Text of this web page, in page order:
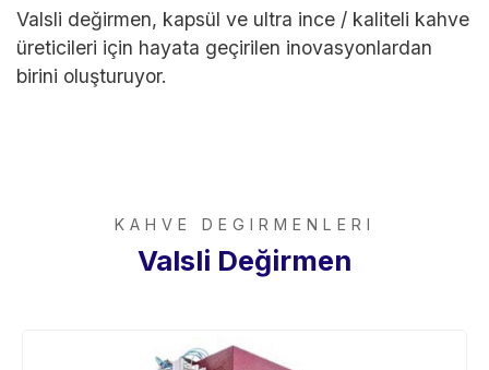
Valsli değirmen, kapsül ve ultra ince / kaliteli kahve
üreticileri için hayata geçirilen inovasyonlardan
birini oluşturuyor.
KAHVE DEGIRMENLERI
Valsli Değirmen